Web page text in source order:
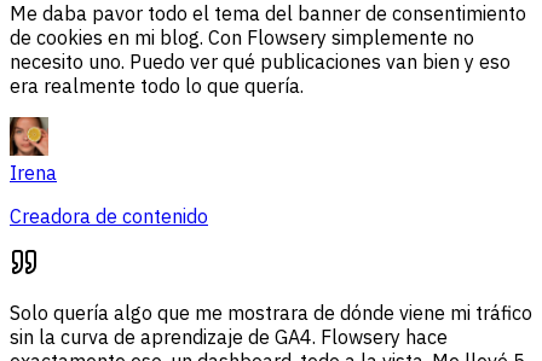
Me daba pavor todo el tema del banner de consentimiento
de cookies en mi blog. Con Flowsery simplemente no
necesito uno. Puedo ver qué publicaciones van bien y eso
era realmente todo lo que quería.
Irena
Creadora de contenido
Solo quería algo que me mostrara de dónde viene mi tráfico
sin la curva de aprendizaje de GA4. Flowsery hace